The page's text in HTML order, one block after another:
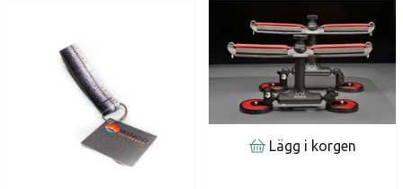
Lägg i korgen